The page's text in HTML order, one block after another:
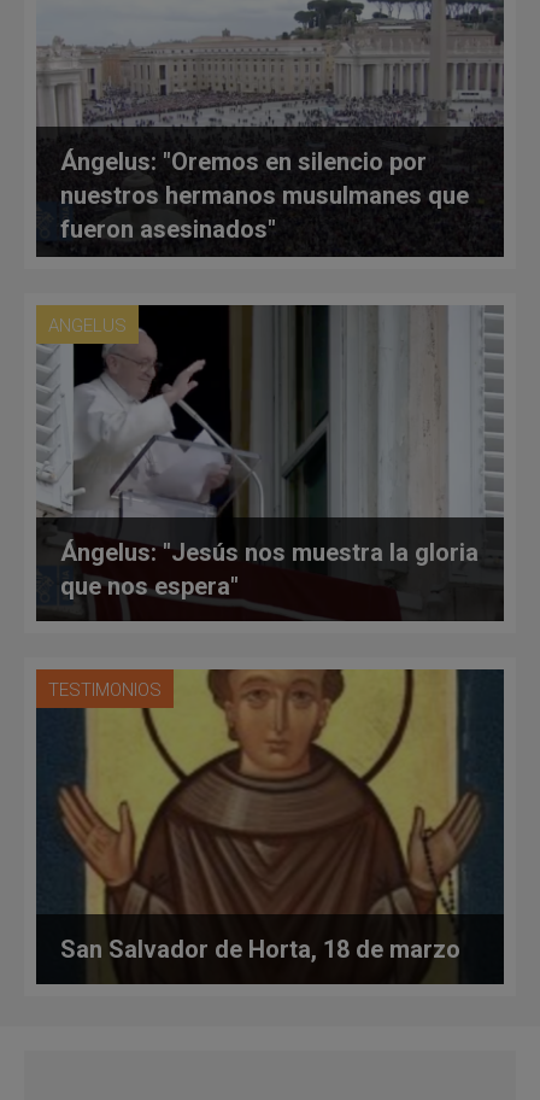
Ángelus: "Oremos en silencio por
nuestros hermanos musulmanes que
fueron asesinados"
ANGELUS
Ángelus: "Jesús nos muestra la gloria
que nos espera"
TESTIMONIOS
San Salvador de Horta, 18 de marzo